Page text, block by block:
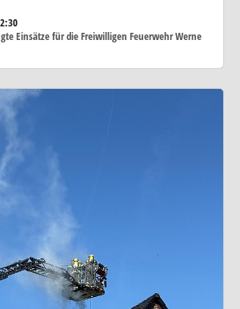
Einsätze für die Freiwilligen Feuerwehr Werne